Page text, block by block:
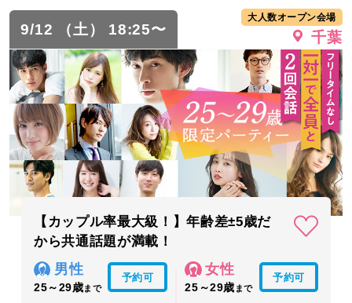
9/12 （土） 18:25〜
大人数オープン会場
千葉
【カップル率最大級！】年齢差±5歳だ
から共通話題が満載！
男性
25～29歳まで
予約可
女性
25～29歳 まで
予約可